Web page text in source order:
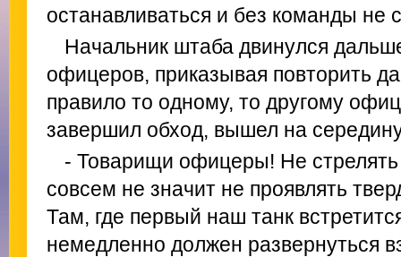
останавливаться и без команды не
Начальник штаба двинулся
офицеров, приказывая повторить
правило то одному, то другому
завершил обход, вышел на
- Товарищи офицеры! Не
совсем не значит не проявлять
Там, где первый наш танк
немедленно должен развернуться